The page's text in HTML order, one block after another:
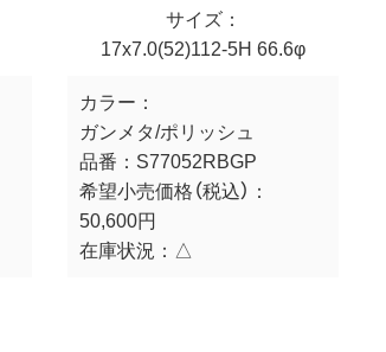
サイズ：
17x7.0(52)112-5H 66.6φ
カラー：
ガンメタ/ポリッシュ
品番： S77052RBGP
希望小売価格（税込）：
50,600円
在庫状況： △